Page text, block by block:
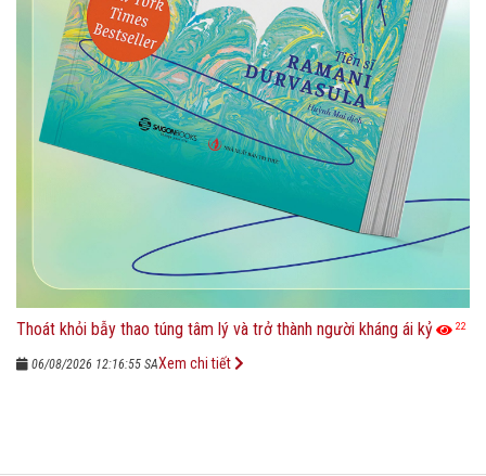
Thoát khỏi bẫy thao túng tâm lý và trở thành người kháng ái kỷ 22
06/08/2026 12:16:55 SAXem chi tiết